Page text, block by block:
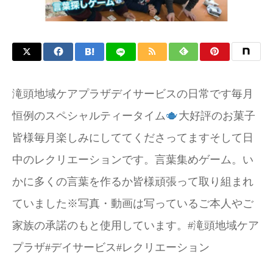
滝頭地域ケアプラザデイサービスの日常です毎月
恒例のスペシャルティータイム
大好評のお菓子
皆様毎月楽しみにしててくださってますそして日
中のレクリエーションです。言葉集めゲーム。い
かに多くの言葉を作るか皆様頑張って取り組まれ
ていました※写真・動画は写っているご本人やご
家族の承諾のもと使用しています。#滝頭地域ケア
プラザ#デイサービス#レクリエーション